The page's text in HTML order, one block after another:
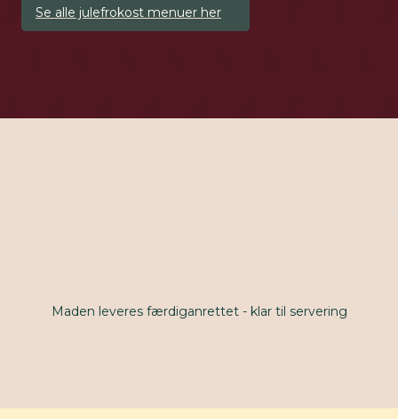
Se alle julefrokost menuer her
Maden leveres færdiganrettet - klar til servering